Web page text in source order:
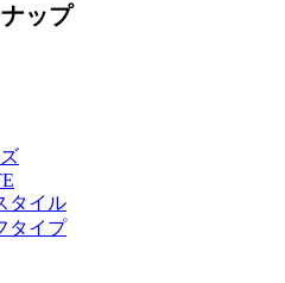
ップ
タイル
タイプ